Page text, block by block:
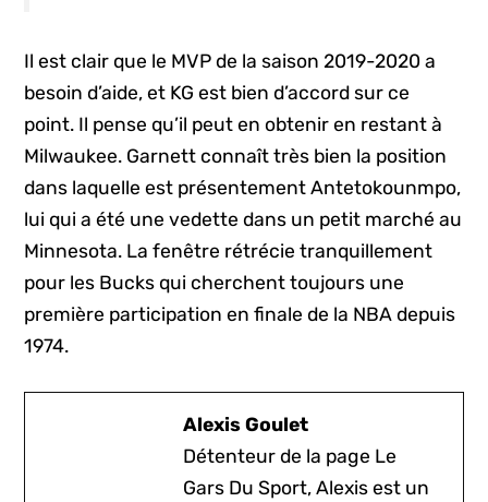
Il est clair que le MVP de la saison 2019-2020 a
besoin d’aide, et KG est bien d’accord sur ce
point. Il pense qu’il peut en obtenir en restant à
Milwaukee. Garnett connaît très bien la position
dans laquelle est présentement Antetokounmpo,
lui qui a été une vedette dans un petit marché au
Minnesota. La fenêtre rétrécie tranquillement
pour les Bucks qui cherchent toujours une
première participation en finale de la NBA depuis
1974.
Alexis Goulet
Détenteur de la page Le
Gars Du Sport, Alexis est un